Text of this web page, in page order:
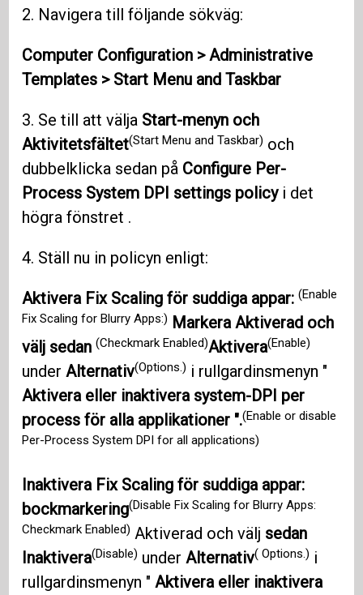
2. Navigera till följande sökväg:
Computer Configuration > Administrative
Templates > Start Menu and Taskbar
3. Se till att välja Start-menyn och
Aktivitetsfältet(Start Menu and Taskbar) och
dubbelklicka sedan på Configure Per-
Process System DPI settings policyi det
högra fönstret .
4. Ställ nu in policyn enligt:
Aktivera Fix Scaling för suddiga appar:(Enable
Fix Scaling for Blurry Apps:) Markera Aktiverad och
välj sedan(Checkmark Enabled)Aktivera(Enable)
underAlternativ(Options.) i rullgardinsmenyn "
Aktivera eller inaktivera system-DPI per
process för alla applikationer ".(Enable or disable
Per-Process System DPI for all applications)
Inaktivera Fix Scaling för suddiga appar:
bockmarkering(Disable Fix Scaling for Blurry Apps:
Checkmark Enabled) Aktiverad och välj sedan
Inaktivera(Disable) underAlternativ( Options.) i
rullgardinsmenyn "Aktivera eller inaktivera